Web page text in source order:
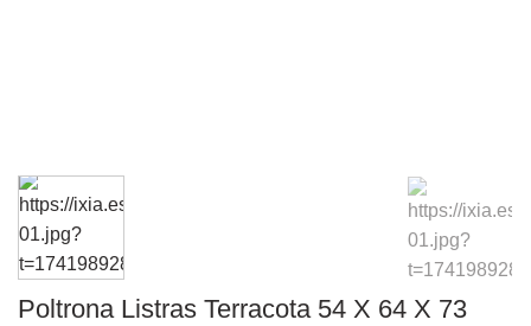
Poltrona Listras Terracota 54 X 64 X 73